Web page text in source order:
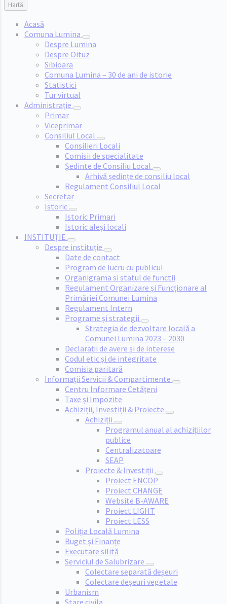
Hartă
Acasă
Comuna Lumina
Despre Lumina
Despre Oituz
Sibioara
Comuna Lumina – 30 de ani de istorie
Statistici
Tur virtual
Administrație
Primar
Viceprimar
Consiliul Local
Consilieri Locali
Comisii de specialitate
Ședinte de Consiliu Local
Arhivă ședințe de consiliu local
Regulament Consiliul Local
Secretar
Istoric
Istoric Primari
Istoric aleși locali
INSTITUȚIE
Despre instituție
Date de contact
Program de lucru cu publicul
Organigrama si statul de functii
Regulament Organizare și Funcționare al
Primăriei Comunei Lumina
Regulament Intern
Programe și strategii
Strategia de dezvoltare locală a
Comunei Lumina 2023 – 2030
Declarații de avere și de interese
Codul etic și de integritate
Comisia paritară
Informații Servicii & Compartimente
Centru Informare Cetățeni
Taxe și Impozite
Achiziții, Investiții & Proiecte
Achiziții
Programul anual al achizițiilor
publice
Centralizatoare
SEAP
Proiecte & Investiții
Proiect ENCOP
Proiect CHANGE
Website B-AWARE
Proiect LIGHT
Proiect LESS
Poliția Locală Lumina
Buget și Finanțe
Executare silită
Serviciul de Salubrizare
Colectare separată deșeuri
Colectare deșeuri vegetale
Urbanism
Stare civila